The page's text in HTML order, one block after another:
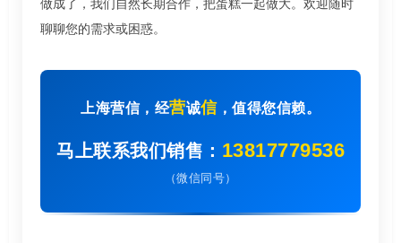
做成了，我们自然长期合作，把蛋糕一起做大。欢迎随时
聊聊您的需求或困惑。
上海营信，经营诚信，值得您信赖。
马上联系我们销售： 13817779536
（微信同号）